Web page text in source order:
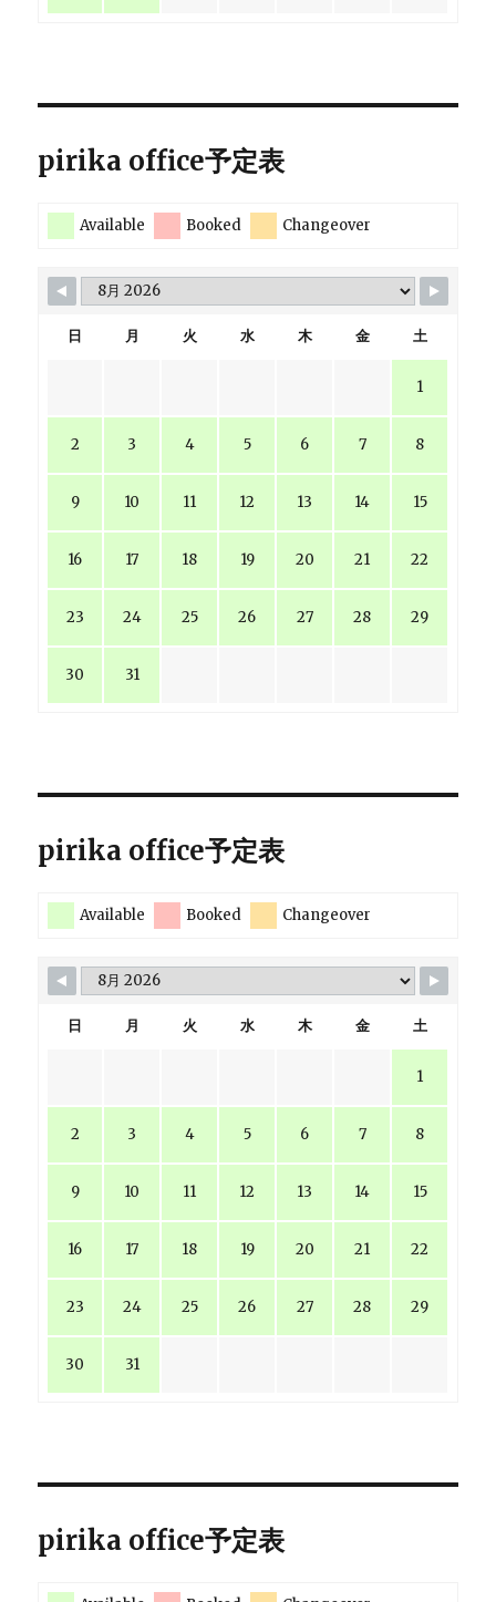
pirika office予定表
Available Booked Changeover
日 月 火 水 木 金 土
1
2 3 4 5 6 7 8
9 10 11 12 13 14 15
16 17 18 19 20 21 22
23 24 25 26 27 28 29
30 31
pirika office予定表
Available Booked Changeover
日 月 火 水 木 金 土
1
2 3 4 5 6 7 8
9 10 11 12 13 14 15
16 17 18 19 20 21 22
23 24 25 26 27 28 29
30 31
pirika office予定表